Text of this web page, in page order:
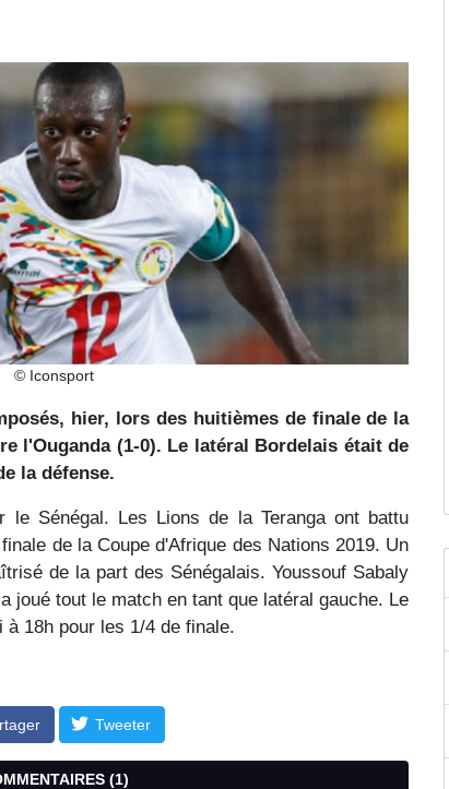
© Iconsport
hier, lors des huitièmes de finale de la
l'Ouganda (1-0). Le latéral Bordelais était de
la défense.
le Sénégal. Les Lions de la Teranga ont battu
de la Coupe d'Afrique des Nations 2019. Un
de la part des Sénégalais. Youssouf Sabaly
joué tout le match en tant que latéral gauche. Le
18h pour les 1/4 de finale.
Tweeter
COMMENTAIRES (1)